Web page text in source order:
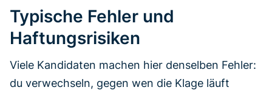
Typische Fehler und
Haftungsrisiken
Viele Kandidaten machen hier denselben Fehler:
du verwechseln, gegen wen die Klage läuft